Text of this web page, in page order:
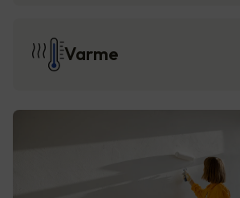
Varme